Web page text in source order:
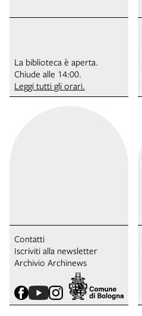
La biblioteca è aperta.
Chiude alle 14:00.
Leggi tutti gli orari.
Contatti
Iscriviti alla newsletter
Archivio Archinews